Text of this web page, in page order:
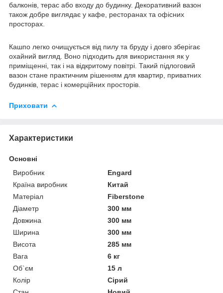
балконів, терас або входу до будинку. Декоративний вазон
також добре виглядає у кафе, ресторанах та офісних
просторах.
Кашпо легко очищується від пилу та бруду і довго зберігає
охайний вигляд. Воно підходить для використання як у
приміщенні, так і на відкритому повітрі. Такий підлоговий
вазон стане практичним рішенням для квартир, приватних
будинків, терас і комерційних просторів.
Приховати
Характеристики
Основні
Виробник
Engard
Країна виробник
Китай
Матеріал
Fiberstone
Діаметр
300 мм
Довжина
300 мм
Ширина
300 мм
Висота
285 мм
Вага
6 кг
Об`єм
15 л
Колір
Сірий